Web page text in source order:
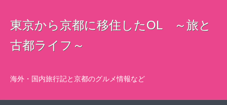
東京から京都に移住したOL ～旅と
古都ライフ～
海外・国内旅行記と京都のグルメ情報など